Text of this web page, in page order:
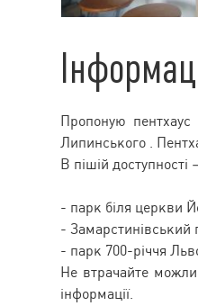
Пропоную
Липинського .
В пішій
- парк біля церкви
- Замарстинівський
- парк 700-річчя
Не втрачайте
інформації.